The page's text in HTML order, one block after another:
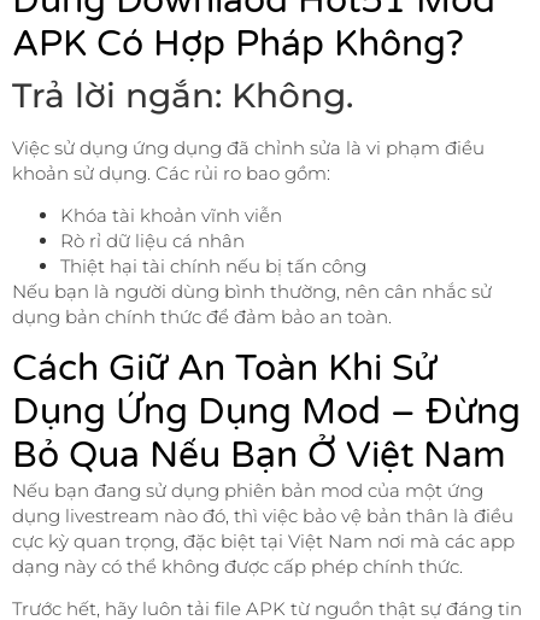
APK Có Hợp Pháp Không?
Trả lời ngắn: Không.
Việc sử dụng ứng dụng đã chỉnh sửa là vi phạm điều
khoản sử dụng. Các rủi ro bao gồm:
Khóa tài khoản vĩnh viễn
Rò rỉ dữ liệu cá nhân
Thiệt hại tài chính nếu bị tấn công
Nếu bạn là người dùng bình thường, nên cân nhắc sử
dụng bản chính thức để đảm bảo an toàn.
Cách Giữ An Toàn Khi Sử
Dụng Ứng Dụng Mod – Đừng
Bỏ Qua Nếu Bạn Ở Việt Nam
Nếu bạn đang sử dụng phiên bản mod của một ứng
dụng livestream nào đó, thì việc bảo vệ bản thân là điều
cực kỳ quan trọng, đặc biệt tại Việt Nam nơi mà các app
dạng này có thể không được cấp phép chính thức.
Trước hết, hãy luôn tải file APK từ nguồn thật sự đáng tin